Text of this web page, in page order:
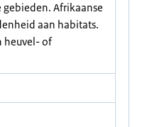
Afrikaanse
aan habitats.
heuvel- of